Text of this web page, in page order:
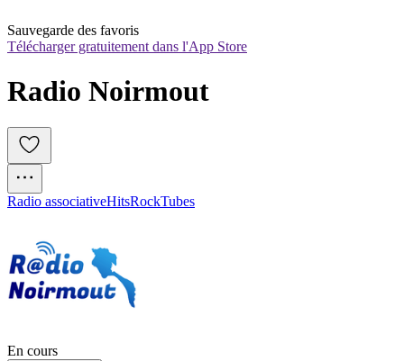
Sauvegarde des favoris
Télécharger gratuitement dans l'App Store
Radio Noirmout
Radio associativeHitsRockTubes
En cours